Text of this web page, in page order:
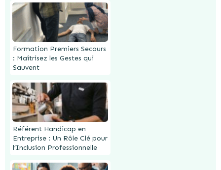
Formation Premiers Secours
: Maîtrisez les Gestes qui
Sauvent
Référent Handicap en
Entreprise : Un Rôle Clé pour
l’Inclusion Professionnelle